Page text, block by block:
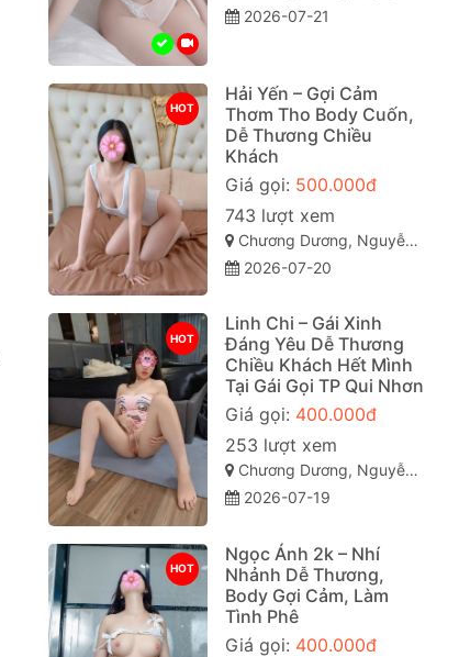
2026-07-21
HOT
Hải Yến – Gợi Cảm
Thơm Tho Body Cuốn,
Dễ Thương Chiều
Khách
Giá gọi: 500.000đ
743 lượt xem
Chương Dương, Nguyễn Văn Cừ, Quy Nhơn, Bình Định
2026-07-20
HOT
Linh Chi – Gái Xinh
Đáng Yêu Dễ Thương
Chiều Khách Hết Mình
Tại Gái Gọi TP Qui Nhơn
Giá gọi: 400.000đ
253 lượt xem
Chương Dương, Nguyễn Văn Cừ, TP Quy Nhơn
2026-07-19
HOT
Ngọc Ánh 2k – Nhí
Nhảnh Dễ Thương,
Body Gợi Cảm, Làm
Tình Phê
Giá gọi: 400.000đ